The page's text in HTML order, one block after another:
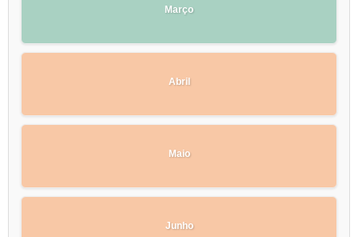
Março
Abril
Maio
Junho